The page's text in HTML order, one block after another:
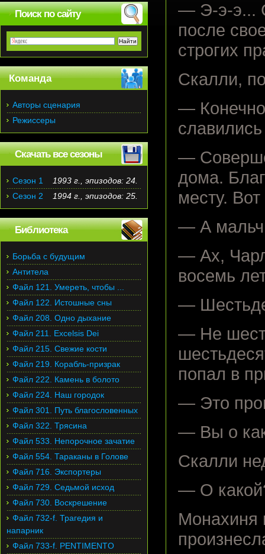
— Э-э-э...
после
строгих
Скалли,
—
—
дома.
месту.
— А
— Ах,
восемь
—
— Не
попал в
— Это
— Вы о
Скалли
— О
Монахиня
Поиск по сайту
Команда
Авторы сценария
Режиссеры
Скачать все сезоны
Сезон 1
1993 г., эпизодов: 24.
Сезон 2
1994 г., эпизодов: 25.
Библиотека
Борьба с будущим
Антитела
Файл 121. Умереть, чтобы ...
Файл 122. Истошные сны
Файл 208. Одно дыхание
Файл 211. Excelsis Dei
Файл 215. Свежие кости
Файл 219. Корабль-призрак
Файл 222. Камень в болото
Файл 224. Наш городок
Файл 301. Путь благословенных
Файл 322. Трясина
Файл 533. Непорочное зачатие
Файл 554. Тараканы в Голове
Файл 716. Экспортеры
Файл 729. Седьмой исход
Файл 730. Воскрешение
Файл 732-f. Трагедия и
напарник
Файл 733-f. PENTIMENTO